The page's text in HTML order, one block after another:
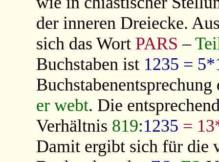
der inneren Dreiecke.
sich das Wort PARS –
Buchstaben ist 1235 =
er webt. Die
Verhältnis 819:1235 =
Damit ergibt sich für die